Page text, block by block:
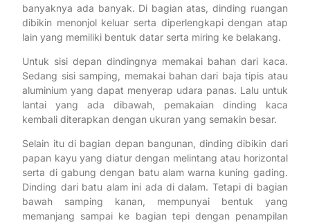
banyaknya ada banyak. Di bagian atas, dinding ruangan
dibikin menonjol keluar serta diperlengkapi dengan atap
lain yang memiliki bentuk datar serta miring ke belakang.
Untuk sisi depan dindingnya memakai bahan dari kaca.
Sedang sisi samping, memakai bahan dari baja tipis atau
aluminium yang dapat menyerap udara panas. Lalu untuk
lantai yang ada dibawah, pemakaian dinding kaca
kembali diterapkan dengan ukuran yang semakin besar.
Selain itu di bagian depan bangunan, dinding dibikin dari
papan kayu yang diatur dengan melintang atau horizontal
serta di gabung dengan batu alam warna kuning gading.
Dinding dari batu alam ini ada di dalam. Tetapi di bagian
bawah samping kanan, mempunyai bentuk yang
memanjang sampai ke bagian tepi dengan penampilan